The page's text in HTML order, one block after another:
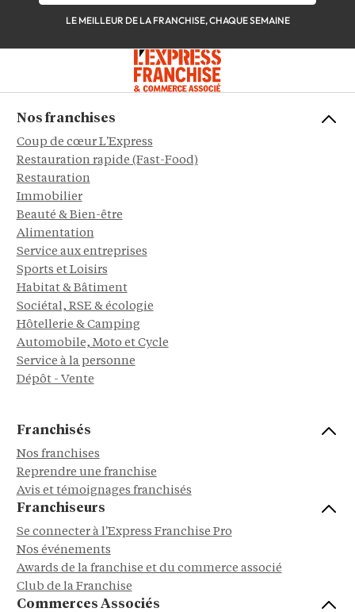
LE MEILLEUR DE LA FRANCHISE, CHAQUE SEMAINE
Nos franchises
Coup de cœur L'Express
Restauration rapide (Fast-Food)
Restauration
Immobilier
Beauté & Bien-être
Alimentation
Service aux entreprises
Sports et Loisirs
Habitat & Bâtiment
Sociétal, RSE & écologie
Hôtellerie & Camping
Automobile, Moto et Cycle
Service à la personne
Dépôt - Vente
Franchisés
Nos franchises
Reprendre une franchise
Avis et témoignages franchisés
Franchiseurs
Se connecter à l'Express Franchise Pro
Nos événements
Awards de la franchise et du commerce associé
Club de la Franchise
Commerces Associés